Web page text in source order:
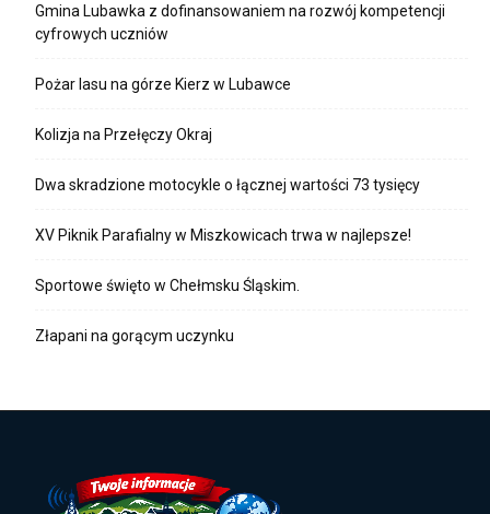
Gmina Lubawka z dofinansowaniem na rozwój kompetencji
cyfrowych uczniów
Pożar lasu na górze Kierz w Lubawce
Kolizja na Przełęczy Okraj
Dwa skradzione motocykle o łącznej wartości 73 tysięcy
XV Piknik Parafialny w Miszkowicach trwa w najlepsze!
Sportowe święto w Chełmsku Śląskim.
Złapani na gorącym uczynku